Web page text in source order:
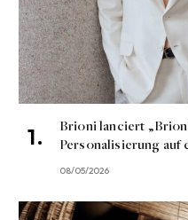
Brioni lanciert
Personalisierung auf
08/05/2026